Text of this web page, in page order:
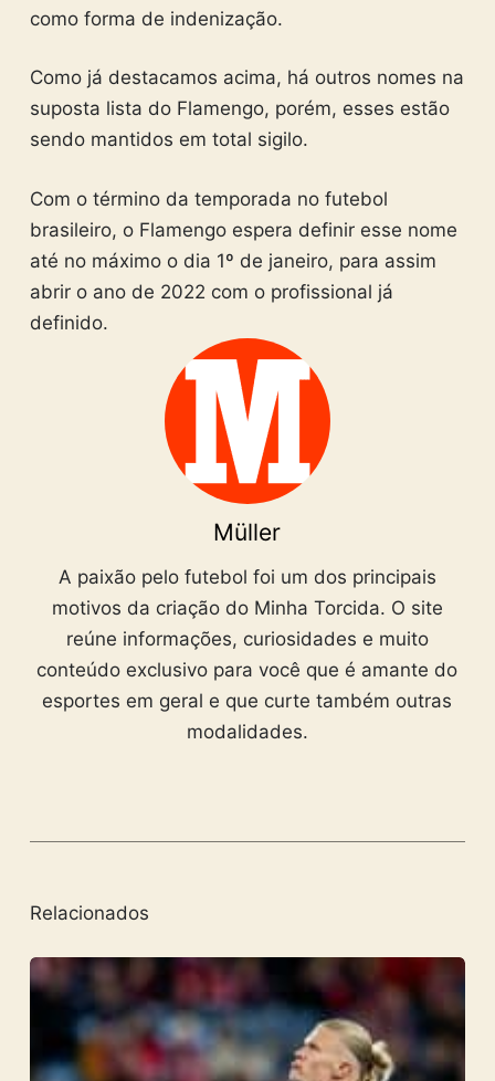
como forma de indenização.
Como já destacamos acima, há outros nomes na
suposta lista do Flamengo, porém, esses estão
sendo mantidos em total sigilo.
Com o término da temporada no futebol
brasileiro, o Flamengo espera definir esse nome
até no máximo o dia 1º de janeiro, para assim
abrir o ano de 2022 com o profissional já
definido.
Müller
A paixão pelo futebol foi um dos principais
motivos da criação do Minha Torcida. O site
reúne informações, curiosidades e muito
conteúdo exclusivo para você que é amante do
esportes em geral e que curte também outras
modalidades.
Relacionados